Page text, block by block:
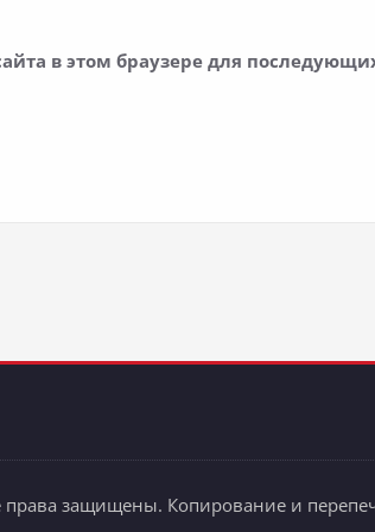
в этом браузере для
защищены. Копирование и